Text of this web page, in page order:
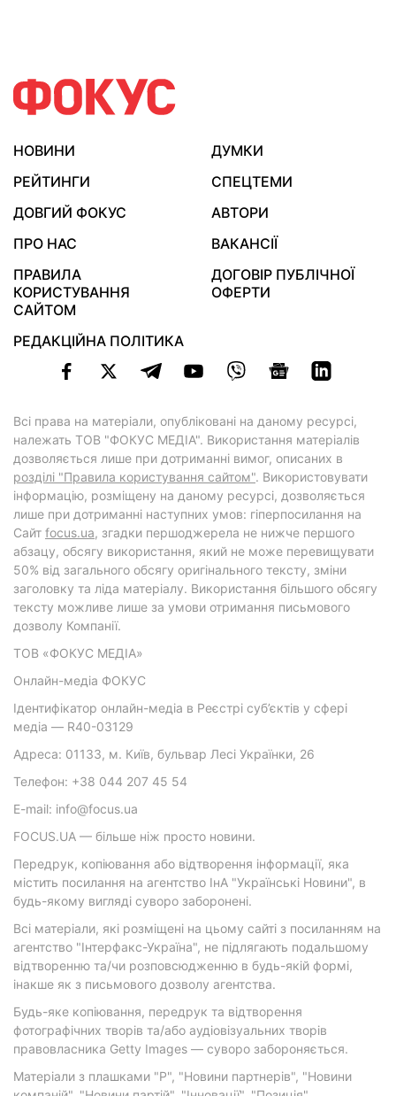
НОВИНИ
ДУМКИ
РЕЙТИНГИ
СПЕЦТЕМИ
ДОВГИЙ ФОКУС
АВТОРИ
ПРО НАС
ВАКАНСІЇ
ПРАВИЛА
КОРИСТУВАННЯ
САЙТОМ
ДОГОВІР ПУБЛІЧНОЇ
ОФЕРТИ
РЕДАКЦІЙНА ПОЛІТИКА
Всі права на матеріали, опубліковані на даному ресурсі,
належать ТОВ "ФОКУС МЕДІА". Використання матеріалів
дозволяється лише при дотриманні вимог, описаних в
розділі "Правила користування сайтом". Використовувати
інформацію, розміщену на даному ресурсі, дозволяється
лише при дотриманні наступних умов: гіперпосилання на
Cайт focus.ua, згадки першоджерела не нижче першого
абзацу, обсягу використання, який не може перевищувати
50% від загального обсягу оригінального тексту, зміни
заголовку та ліда матеріалу. Використання більшого обсягу
тексту можливе лише за умови отримання письмового
дозволу Компанії.
ТОВ «ФОКУС МЕДІА»
Онлайн-медіа ФОКУС
Ідентифікатор онлайн-медіа в Реєстрі суб’єктів у сфері
медіа — R40-03129
Адреса: 01133, м. Київ, бульвар Лесі Українки, 26
Телефон: +38 044 207 45 54
E-mail: info@focus.ua
FOCUS.UA — більше ніж просто новини.
Передрук, копіювання або відтворення інформації, яка
містить посилання на агентство ІнА "Українські Новини", в
будь-якому вигляді суворо заборонені.
Всі матеріали, які розміщені на цьому сайті з посиланням на
агентство "Інтерфакс-Україна", не підлягають подальшому
відтворенню та/чи розповсюдженню в будь-якій формі,
інакше як з письмового дозволу агентства.
Будь-яке копіювання, передрук та відтворення
фотографічних творів та/або аудіовізуальних творів
правовласника Getty Images — суворо забороняється.
Матеріали з плашками "Р", "Новини партнерів", "Новини